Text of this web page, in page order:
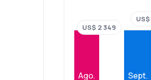
Ago.
US$ 2 349
Sept.
US$